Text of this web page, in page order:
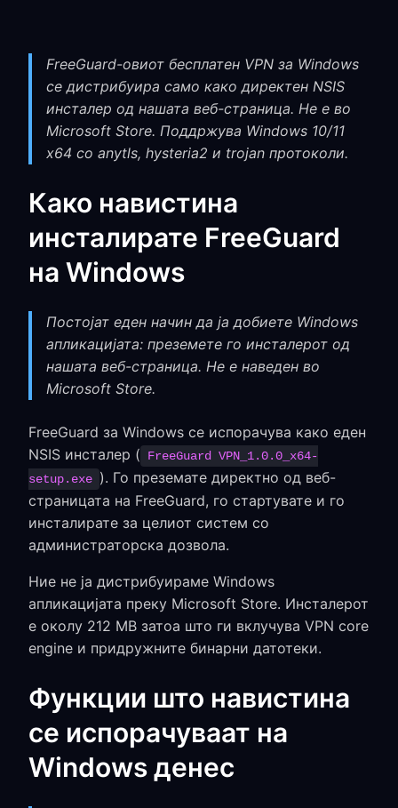
FreeGuard-овиот бесплатен VPN за Windows
се дистрибуира само како директен NSIS
инсталер од нашата веб-страница. Не е во
Microsoft Store. Поддржува Windows 10/11
x64 со anytls, hysteria2 и trojan протоколи.
Како навистина
инсталирате FreeGuard
на Windows
Постојат еден начин да ја добиете Windows
апликацијата: преземете го инсталерот од
нашата веб-страница. Не е наведен во
Microsoft Store.
FreeGuard за Windows се испорачува како еден
NSIS инсталер (
FreeGuard VPN_1.0.0_x64-
setup.exe ). Го преземате директно од веб-
страницата на FreeGuard, го стартувате и го
инсталирате за целиот систем со
администраторска дозвола.
Ние не ја дистрибуираме Windows
апликацијата преку Microsoft Store. Инсталерот
е околу 212 MB затоа што ги вклучува VPN core
engine и придружните бинарни датотеки.
Функции што навистина
се испорачуваат на
Windows денес